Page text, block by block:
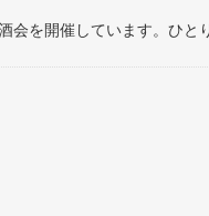
を開催しています。ひと